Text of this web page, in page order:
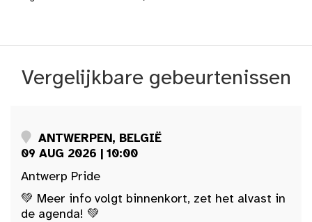
Vergelijkbare gebeurtenissen
ANTWERPEN, BELGIË
09 AUG 2026 | 10:00
Antwerp Pride
💚 Meer info volgt binnenkort, zet het alvast in
de agenda! 💚